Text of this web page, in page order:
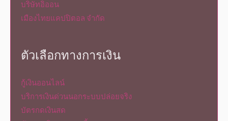
บริษัทอิออน
เมืองไทยแคปปิตอล จำกัด
ตัวเลือกทางการเงิน
กู้เงินออนไลน์
บริการเงินด่วนนอกระบบปล่อยจริง
บัตรกดเงินสด